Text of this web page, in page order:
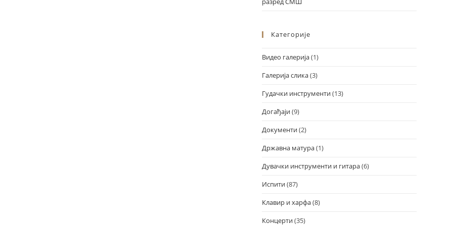
Категорије
Видео галерија(1)
Галерија слика(3)
Гудачки инструменти(13)
Догађаји(9)
Документи(2)
Државна матура(1)
Дувачки инструменти и гитара(6)
Испити(87)
Клавир и харфа(8)
Концерти(35)